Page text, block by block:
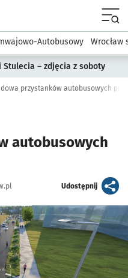
Autobusowy Wrocław
Stulecia – zdjęcia z soboty
przystanków autobusowych
autobusowych
Udostępnijartykuł